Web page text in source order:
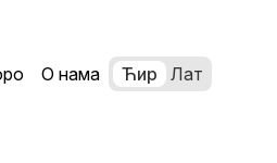
О нама Ћир Лат